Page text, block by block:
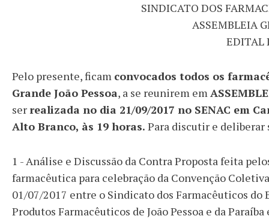
SINDICATO DOS
ASSEMBLEIA
EDITAL
Pelo presente, ficam convocados todos os
Grande João Pessoa, a se reunirem em
serrealizada no dia 21/09/2017 no SENAC em
Alto Branco, às 19 horas. Para discutir e deliberar
1 - Análise e Discussão da Contra Proposta feita
farmacêutica para celebração da Convenção
01/07/2017 entre o Sindicato dos Farmacêuticos do
Produtos Farmacêuticos de João Pessoa e da